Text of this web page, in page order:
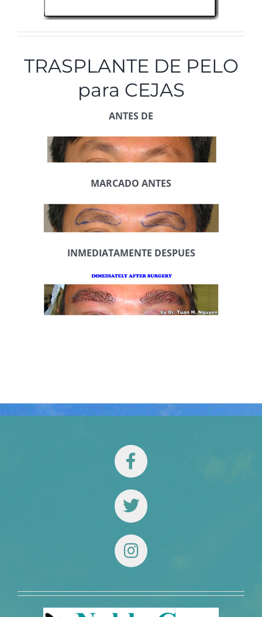
TRASPLANTE DE PELO
para CEJAS
ANTES DE
MARCADO ANTES
INMEDIATAMENTE DESPUES